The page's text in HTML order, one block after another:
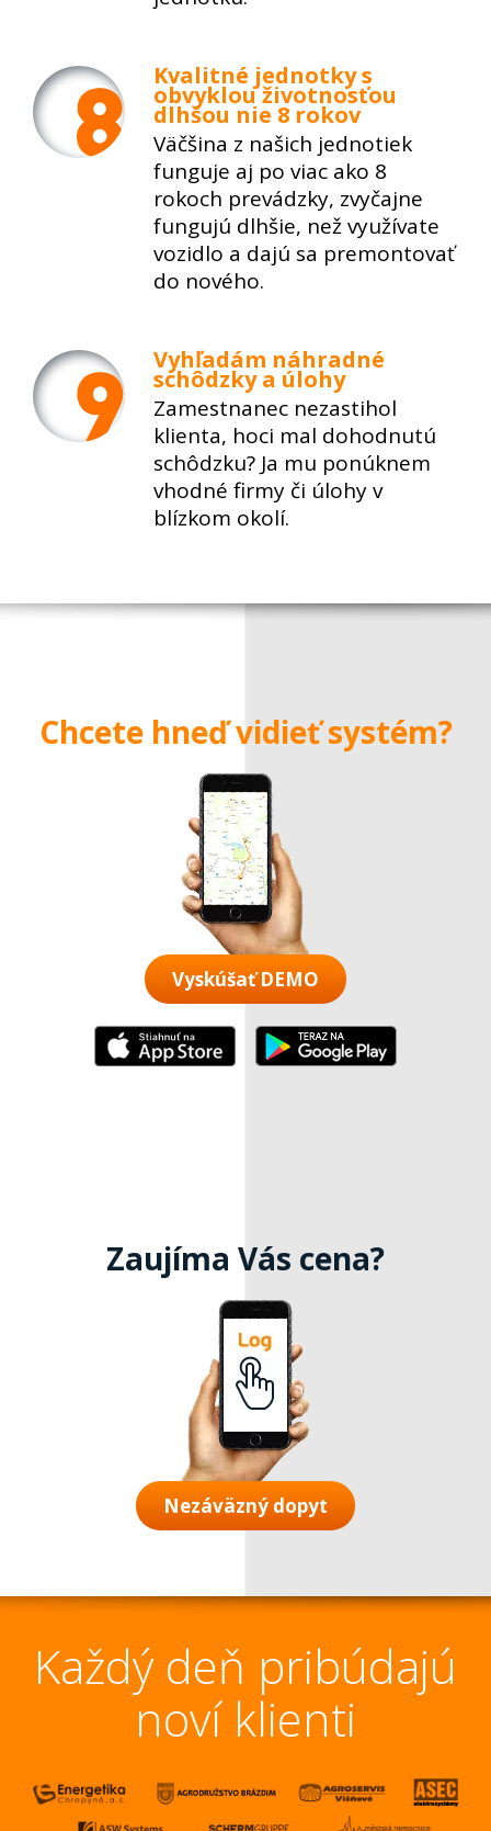
Kvalitné jednotky s
obvyklou životnosťou
dlhšou nie 8 rokov
Väčšina z našich jednotiek
funguje aj po viac ako 8
rokoch prevádzky, zvyčajne
fungujú dlhšie, než využívate
vozidlo a dajú sa premontovať
do nového.
Vyhľadám náhradné
schôdzky a úlohy
Zamestnanec nezastihol
klienta, hoci mal dohodnutú
schôdzku? Ja mu ponúknem
vhodné firmy či úlohy v
blízkom okolí.
Chcete hneď vidieť systém?
Vyskúšať DEMO
Zaujíma Vás cena?
Nezáväzný dopyt
Každý deň pribúdajú
noví klienti